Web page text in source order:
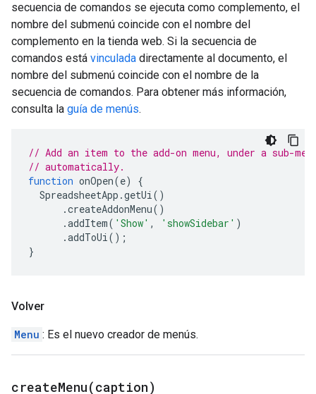
secuencia de comandos se ejecuta como complemento, el
nombre del submenú coincide con el nombre del
complemento en la tienda web. Si la secuencia de
comandos está vinculada directamente al documento, el
nombre del submenú coincide con el nombre de la
secuencia de comandos. Para obtener más información,
consulta la guía de menús.
// Add an item to the add-on menu, under a sub-
// automatically.
function onOpen(e)
{
SpreadsheetApp .getUi()
.createAddonMenu()
.addItem( 'Show' , 'showSidebar' )
.addToUi();
}
Volver
Menu : Es el nuevo creador de menús.
createMenu(caption)